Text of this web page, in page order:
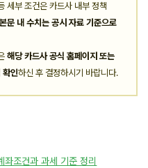
세부 조건은 카드사 내부 정책
본문 내 수치는 공시 자료 기준으로
해당 카드사 공식 홈페이지 또는
확인하신 후 결정하시기 바랍니다.
조건과 과세 기준 정리